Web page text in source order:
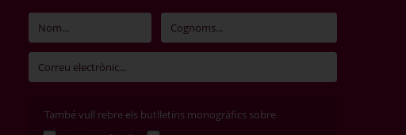
També vull rebre els butlletins monogràfics sobre